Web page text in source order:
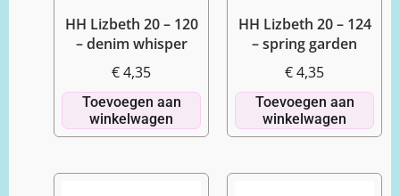
HH Lizbeth 20 – 120
– denim whisper
€4,35
Toevoegen aan
winkelwagen
HH Lizbeth 20 – 124
– spring garden
€4,35
Toevoegen aan
winkelwagen